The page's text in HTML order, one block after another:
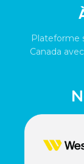
Plateforme
Canada